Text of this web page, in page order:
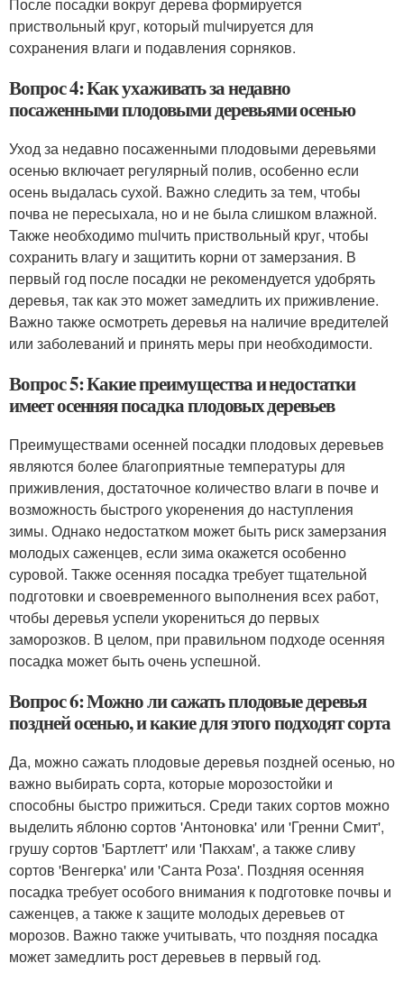
приствольный круг, который mulчируется для
сохранения влаги и подавления сорняков.
Вопрос 4: Как ухаживать за недавно
посаженными плодовыми деревьями осенью
Уход за недавно посаженными плодовыми деревьями
осенью включает регулярный полив, особенно если
осень выдалась сухой. Важно следить за тем, чтобы
почва не пересыхала, но и не была слишком влажной.
Также необходимо mulчить приствольный круг, чтобы
сохранить влагу и защитить корни от замерзания. В
первый год после посадки не рекомендуется удобрять
деревья, так как это может замедлить их приживление.
Важно также осмотреть деревья на наличие вредителей
или заболеваний и принять меры при необходимости.
Вопрос 5: Какие преимущества и недостатки
имеет осенняя посадка плодовых деревьев
Преимуществами осенней посадки плодовых деревьев
являются более благоприятные температуры для
приживления, достаточное количество влаги в почве и
возможность быстрого укоренения до наступления
зимы. Однако недостатком может быть риск замерзания
молодых саженцев, если зима окажется особенно
суровой. Также осенняя посадка требует тщательной
подготовки и своевременного выполнения всех работ,
чтобы деревья успели укорениться до первых
заморозков. В целом, при правильном подходе осенняя
посадка может быть очень успешной.
Вопрос 6: Можно ли сажать плодовые деревья
поздней осенью, и какие для этого подходят сорта
Да, можно сажать плодовые деревья поздней осенью, но
важно выбирать сорта, которые морозостойки и
способны быстро прижиться. Среди таких сортов можно
выделить яблоню сортов 'Антоновка' или 'Гренни Смит',
грушу сортов 'Бартлетт' или 'Пакхам', а также сливу
сортов 'Венгерка' или 'Санта Роза'. Поздняя осенняя
посадка требует особого внимания к подготовке почвы и
саженцев, а также к защите молодых деревьев от
морозов. Важно также учитывать, что поздняя посадка
может замедлить рост деревьев в первый год.